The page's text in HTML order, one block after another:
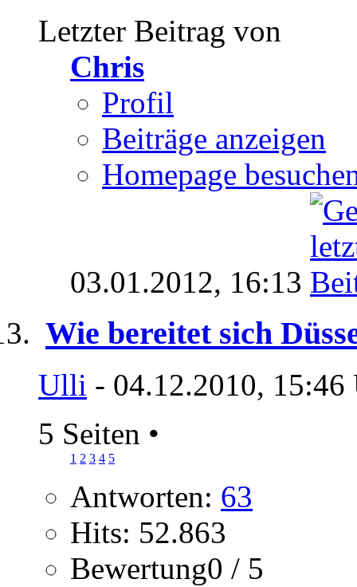
Letzter Beitrag von
Chris
Profil
Beiträge anzeigen
Homepage
03.01.2012, 16:13
Wie bereitet sich
Ulli - 04.12.2010, 15:46
5 Seiten •
1 2 3 4 5
Antworten: 63
Hits: 52.863
Bewertung0 / 5